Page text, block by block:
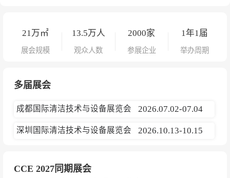
21万㎡
展会规模
13.5万人
观众人数
2000家
参展企业
1年1届
举办周期
多届展会
成都国际清洁技术与设备展览会 2026.07.02-07.04
深圳国际清洁技术与设备展览会 2026.10.13-10.15
CCE 2027同期展会